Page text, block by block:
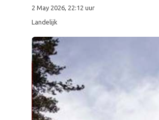
2 May 2026, 22:12 uur
Landelijk